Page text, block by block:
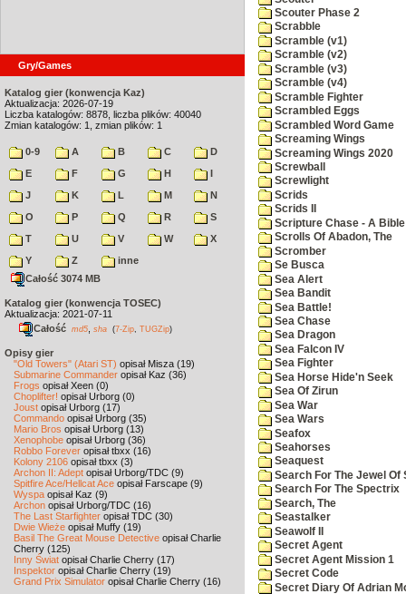
Gry/Games
Katalog gier (konwencja Kaz)
Aktualizacja: 2026-07-19
Liczba katalogów: 8878, liczba plików: 40040
Zmian katalogów: 1, zmian plików: 1
0-9 A B C
D
E
F G H
I
J
K L M
N
O
P Q R
S
T
U V W
X
Y
Z
inne
Całość 3074 MB
Katalog gier (konwencja TOSEC)
Aktualizacja: 2021-07-11
Całość md5 sha (7-Zip TUGZip)
Opisy gier
"Old Towers" (Atari ST) opisał Misza (19)
Submarine Commander opisał Kaz (36)
Frogs opisał Xeen (0)
Choplifter! opisał Urborg (0)
Joust opisał Urborg (17)
Commando opisał Urborg (35)
Mario Bros opisał Urborg (13)
Xenophobe opisał Urborg (36)
Robbo Forever opisał tbxx (16)
Kolony 2106 opisał tbxx (3)
Archon II: Adept opisał Urborg/TDC (9)
Spitfire Ace/Hellcat Ace opisał Farscape (9)
Wyspa opisał Kaz (9)
Archon opisał Urborg/TDC (16)
The Last Starfighter opisał TDC (30)
Dwie Wieże opisał Muffy (19)
Basil The Great Mouse Detective opisał Charlie
Cherry (125)
Inny Świat opisał Charlie Cherry (17)
Inspektor opisał Charlie Cherry (19)
Grand Prix Simulator opisał Charlie Cherry (16)
Scouter Phase 2
Scrabble
Scramble (v1)
Scramble (v2)
Scramble (v3)
Scramble (v4)
Scramble Fighter
Scrambled Eggs
Scrambled Word Game
Screaming Wings
Screaming Wings 2020
Screwball
Screwlight
Scrids
Scrids II
Scripture Chase - A Bible
Scrolls Of Abadon, The
Scromber
Se Busca
Sea Alert
Sea Bandit
Sea Battle!
Sea Chase
Sea Dragon
Sea Falcon IV
Sea Fighter
Sea Horse Hide'n Seek
Sea Of Zirun
Sea War
Sea Wars
Seafox
Seahorses
Seaquest
Search For The Jewel Of
Search For The Spectrix
Search, The
Seastalker
Seawolf II
Secret Agent
Secret Agent Mission 1
Secret Code
Secret Diary Of Adrian